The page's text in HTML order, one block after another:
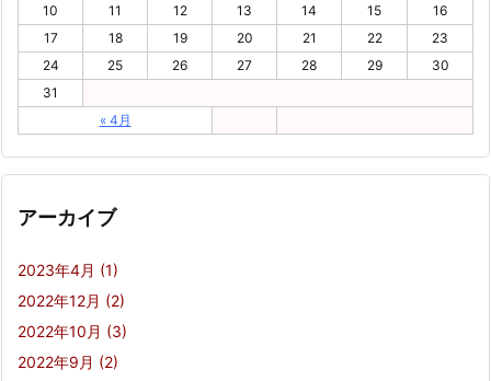
« 4月
10
11 12 13 14 15
16
17
18 19 20 21 22
23
24
25 26 27 28 29
30
31
アーカイブ
2023年4月 (1)
2022年12月 (2)
2022年10月 (3)
2022年9月 (2)